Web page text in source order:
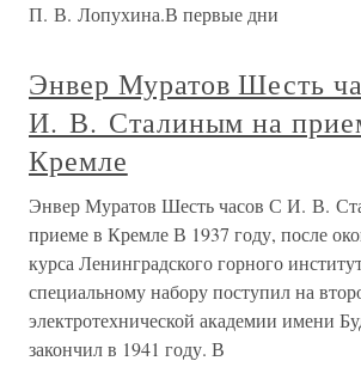
П. В. Лопухина.В первые дни
Энвер Муратов Шесть
И. В. Сталиным на
Кремле
Энвер Муратов Шесть часов С И. В.
приеме в Кремле В 1937 году, после
курса Ленинградского горного
специальному набору поступил на
электротехнической академии имени
закончил в 1941 году. В